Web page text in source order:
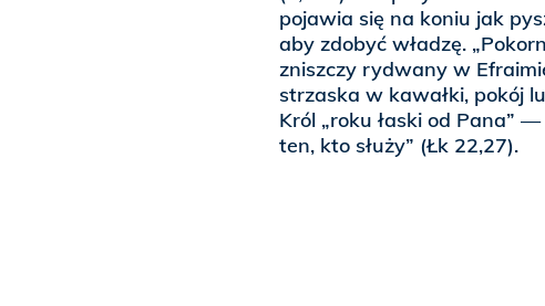
pojawia się na koniu jak
aby zdobyć władzę.
zniszczy rydwany w
strzaska w kawałki, pokój
Król „roku łaski od Pana”
ten, kto służy” (Łk 22,27).